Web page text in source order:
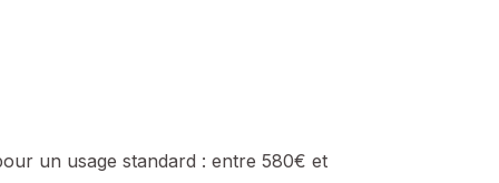
34 lots (les charges courantes annuelles moyennes de
construction et de l'habitation).
sont disponibles sur le site Géorisques : www.georisques.gouv.fr
un usage standard : entre 580€ et